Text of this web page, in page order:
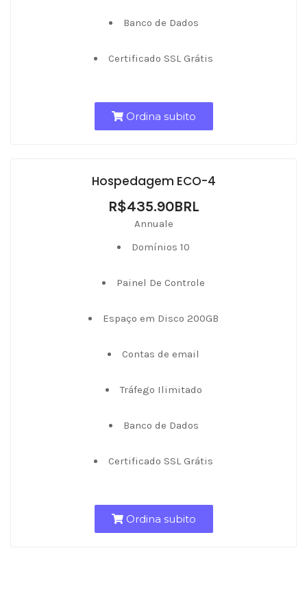
Banco de Dados
Certificado SSL Grátis
Ordina subito
Hospedagem ECO-4
R$435.90BRL
Annuale
Domínios 10
Painel De Controle
Espaço em Disco 200GB
Contas de email
Tráfego Ilimitado
Banco de Dados
Certificado SSL Grátis
Ordina subito